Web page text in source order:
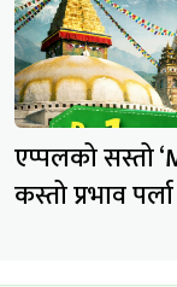
एप्पलको सस्तो
कस्तो प्रभाव